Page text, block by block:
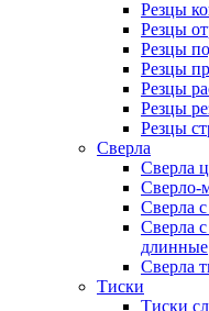
Резцы
Резцы
Резцы
Резцы
Резцы
Резцы
Резцы
Сверла
Сверла
Сверло-
Сверла
Сверла
длинные
Сверла
Тиски
Тиски